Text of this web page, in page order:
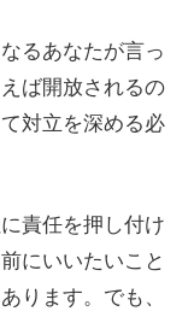
るあなたが言っ
ば開放されるの
対立を深める必
責任を押し付け
にいいたいこと
ります。でも、